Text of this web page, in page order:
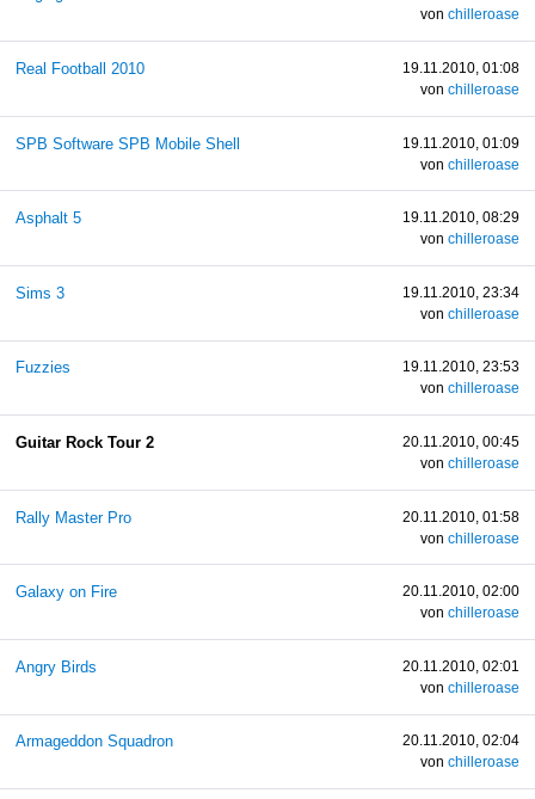
vonchilleroase
Real Football 2010
19.11.2010, 01:08
vonchilleroase
SPB Software SPB Mobile Shell
19.11.2010, 01:09
vonchilleroase
Asphalt 5
19.11.2010, 08:29
vonchilleroase
Sims 3
19.11.2010, 23:34
vonchilleroase
Fuzzies
19.11.2010, 23:53
vonchilleroase
Guitar Rock Tour 2
20.11.2010, 00:45
vonchilleroase
Rally Master Pro
20.11.2010, 01:58
vonchilleroase
Galaxy on Fire
20.11.2010, 02:00
vonchilleroase
Angry Birds
20.11.2010, 02:01
vonchilleroase
Armageddon Squadron
20.11.2010, 02:04
vonchilleroase